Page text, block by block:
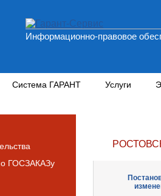
Информационно-правовое
Система ГАРАНТ Услуги
ГОСЗАКАЗу